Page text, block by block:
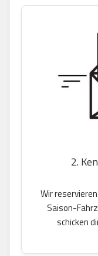
2.
Wir
Saison-
schicken